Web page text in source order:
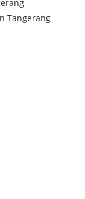
Tangerang